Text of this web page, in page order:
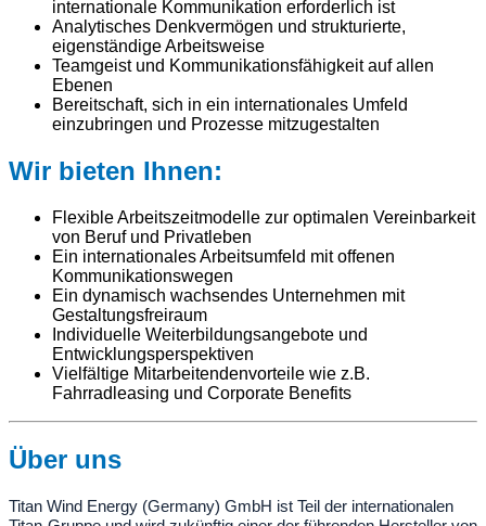
internationale Kommunikation erforderlich ist
Analytisches Denkvermögen und strukturierte,
eigenständige Arbeitsweise
Teamgeist und Kommunikationsfähigkeit auf allen
Ebenen
Bereitschaft, sich in ein internationales Umfeld
einzubringen und Prozesse mitzugestalten
Wir bieten Ihnen:
Flexible Arbeitszeitmodelle zur optimalen Vereinbarkeit
von Beruf und Privatleben
Ein internationales Arbeitsumfeld mit offenen
Kommunikationswegen
Ein dynamisch wachsendes Unternehmen mit
Gestaltungsfreiraum
Individuelle Weiterbildungsangebote und
Entwicklungsperspektiven
Vielfältige Mitarbeitendenvorteile wie z.B.
Fahrradleasing und Corporate Benefits
Über uns
Titan Wind Energy (Germany) GmbH ist Teil der internationalen